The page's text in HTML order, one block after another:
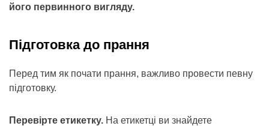
його первинного вигляду.
Підготовка до прання
Перед тим як почати прання, важливо провести певну
підготовку.
Перевірте етикетку. На етикетці ви знайдете